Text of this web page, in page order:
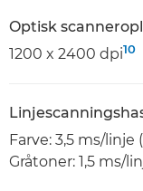
Optisk
1200 x 2400 dpi10
Farve: 3,5 ms/linje
Gråtoner: 1,5 ms/